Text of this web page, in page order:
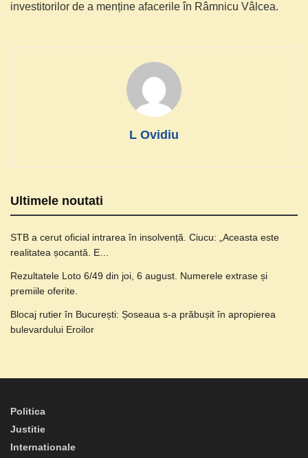
investitorilor de a menține afacerile în Râmnicu Vâlcea.
L Ovidiu
Ultimele noutati
STB a cerut oficial intrarea în insolvență. Ciucu: „Aceasta este
realitatea șocantă. E…
Rezultatele Loto 6/49 din joi, 6 august. Numerele extrase și
premiile oferite.
Blocaj rutier în București: Șoseaua s-a prăbușit în apropierea
bulevardului Eroilor
Politica
Justitie
Internationale